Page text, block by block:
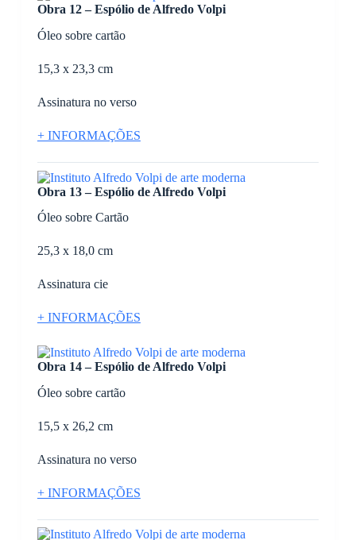
Obra 12 – Espólio de Alfredo Volpi
Óleo sobre cartão
15,3 x 23,3 cm
Assinatura no verso
+ INFORMAÇÕES
Obra 13 – Espólio de Alfredo Volpi
Óleo sobre Cartão
25,3 x 18,0 cm
Assinatura cie
+ INFORMAÇÕES
Obra 14 – Espólio de Alfredo Volpi
Óleo sobre cartão
15,5 x 26,2 cm
Assinatura no verso
+ INFORMAÇÕES